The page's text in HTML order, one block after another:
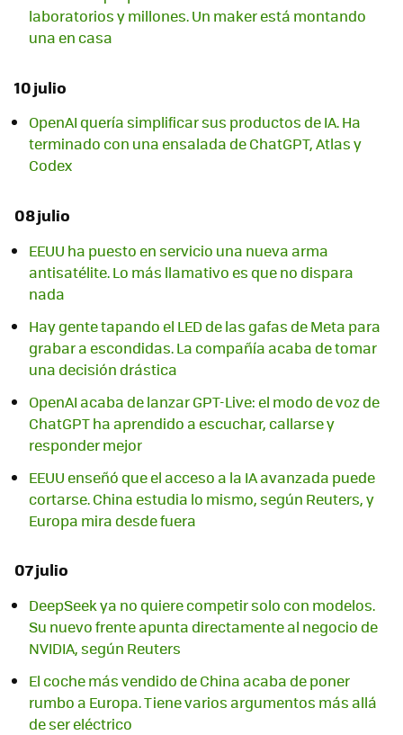
laboratorios y millones. Un maker está montando
una en casa
10 julio
OpenAI quería simplificar sus productos de IA. Ha
terminado con una ensalada de ChatGPT, Atlas y
Codex
08 julio
EEUU ha puesto en servicio una nueva arma
antisatélite. Lo más llamativo es que no dispara
nada
Hay gente tapando el LED de las gafas de Meta para
grabar a escondidas. La compañía acaba de tomar
una decisión drástica
OpenAI acaba de lanzar GPT-Live: el modo de voz de
ChatGPT ha aprendido a escuchar, callarse y
responder mejor
EEUU enseñó que el acceso a la IA avanzada puede
cortarse. China estudia lo mismo, según Reuters, y
Europa mira desde fuera
07 julio
DeepSeek ya no quiere competir solo con modelos.
Su nuevo frente apunta directamente al negocio de
NVIDIA, según Reuters
El coche más vendido de China acaba de poner
rumbo a Europa. Tiene varios argumentos más allá
de ser eléctrico